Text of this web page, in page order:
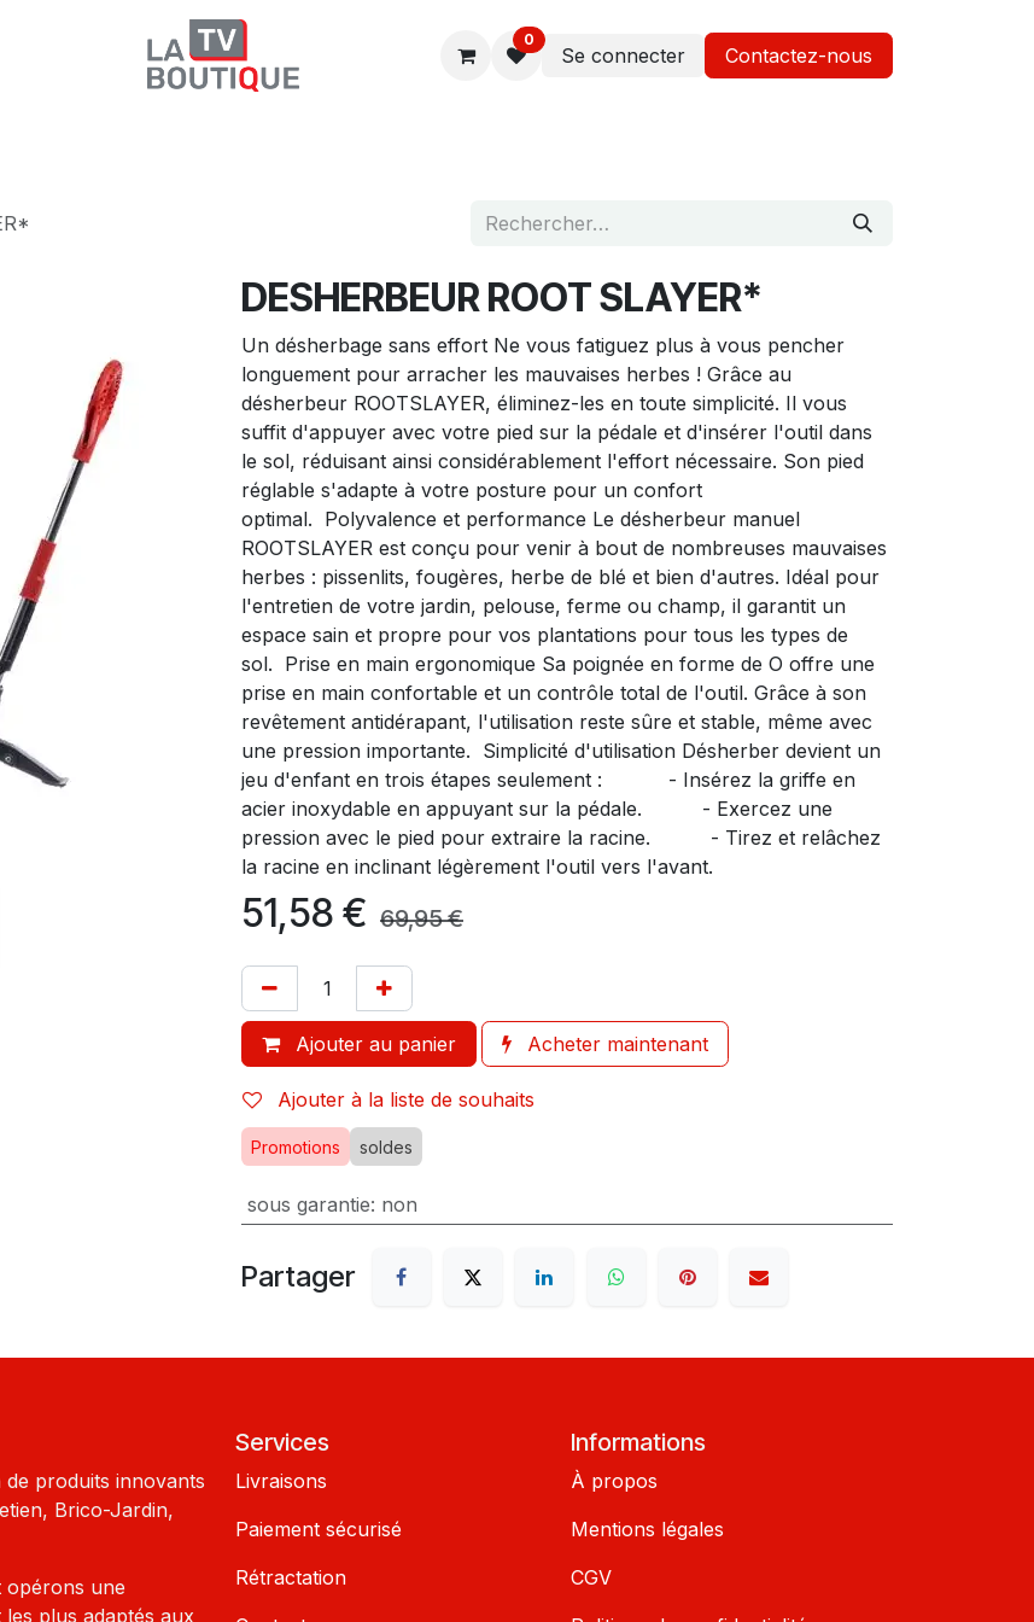
0
Se connecter Contactez-nous
DESHERBEUR ROOT SLAYER*
Un désherbage sans effort Ne vous fatiguez plus à vous pencher
longuement pour arracher les mauvaises herbes ! Grâce au
désherbeur ROOTSLAYER, éliminez-les en toute simplicité. Il vous
suffit d'appuyer avec votre pied sur la pédale et d'insérer l'outil dans
le sol, réduisant ainsi considérablement l'effort nécessaire. Son pied
réglable s'adapte à votre posture pour un confort
optimal. Polyvalence et performance Le désherbeur manuel
ROOTSLAYER est conçu pour venir à bout de nombreuses mauvaises
herbes : pissenlits, fougères, herbe de blé et bien d'autres. Idéal pour
l'entretien de votre jardin, pelouse, ferme ou champ, il garantit un
espace sain et propre pour vos plantations pour tous les types de
sol. Prise en main ergonomique Sa poignée en forme de O offre une
prise en main confortable et un contrôle total de l'outil. Grâce à son
revêtement antidérapant, l'utilisation reste sûre et stable, même avec
une pression importante. Simplicité d'utilisation Désherber devient un
jeu d'enfant en trois étapes seulement : - Insérez la griffe en
acier inoxydable en appuyant sur la pédale. - Exercez une
pression avec le pied pour extraire la racine. - Tirez et relâchez
la racine en inclinant légèrement l'outil vers l'avant.
51,58 € 69,95€
Ajouter au panier Acheter maintenant
Ajouter à la liste de souhaits
Promotions soldes
sous garantie: non
Partager
Informations
À propos
Mentions légales
CGV
Services
Livraisons
Paiement sécurisé
Rétractation
produits innovants
Brico-Jardin,
opérons une
plus adaptés aux